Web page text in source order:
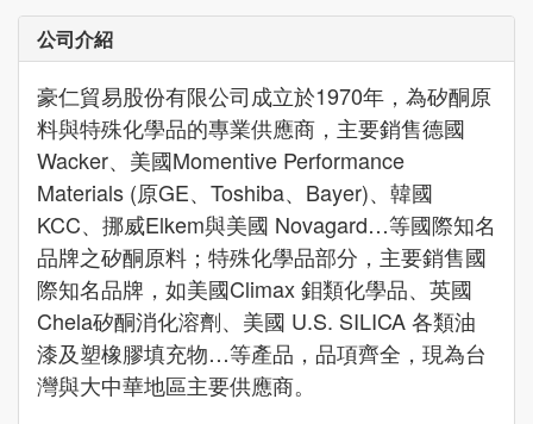
公司介紹
豪仁貿易股份有限公司成立於1970年，為矽酮原
料與特殊化學品的專業供應商，主要銷售德國
Wacker、美國Momentive Performance
Materials (原GE、Toshiba、Bayer)、韓國
KCC、挪威Elkem與美國 Novagard…等國際知名
品牌之矽酮原料；特殊化學品部分，主要銷售國
際知名品牌，如美國Climax 鉬類化學品、英國
Chela矽酮消化溶劑、美國 U.S. SILICA 各類油
漆及塑橡膠填充物…等產品，品項齊全，現為台
灣與大中華地區主要供應商。